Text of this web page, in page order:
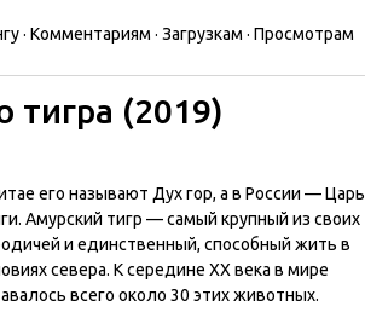
· Комментариям · Загрузкам · Просмотрам
тигра (2019)
его называют Дух гор, а в России — Царь
Амурский тигр — самый крупный из своих
и единственный, способный жить в
севера. К середине ХХ века в мире
всего около 30 этих животных.